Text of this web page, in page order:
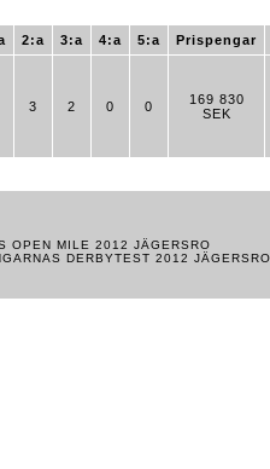
2:a 3:a 4:a 5:a Prispengar
3 2 0 0
169 830
SEK
OPEN MILE 2012 JÄGERSRO
DERBYTEST 2012 JÄGERSRO